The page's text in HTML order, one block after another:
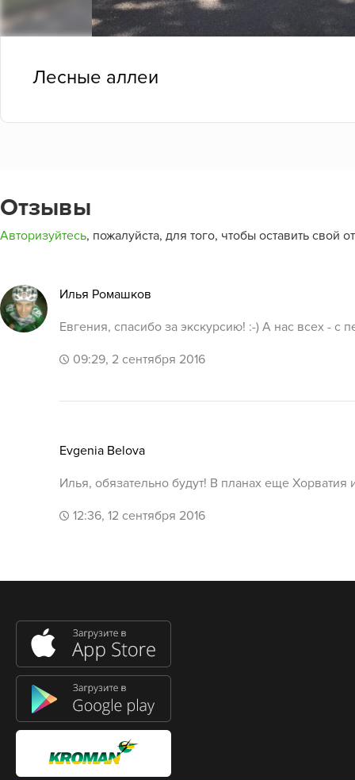
Лесные аллеи
Отзывы
Авторизуйтесь, пожалуйста, для того, чтобы оставить свой
Илья Ромашков
Евгения, спасибо за экскурсию! :-) А нас всех -
09:29, 2 сентября 2016
Evgenia Belova
Илья, обязательно будут! В планах еще Хорватия
12:36, 12 сентября 2016